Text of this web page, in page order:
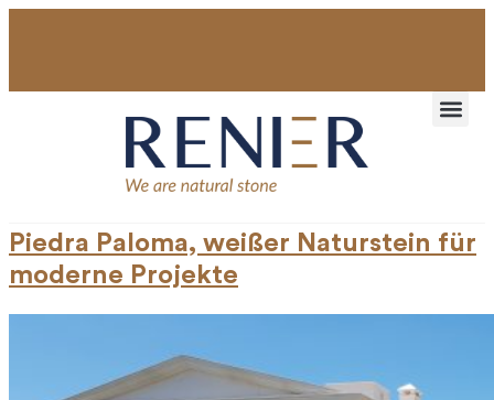
Piedra Paloma, weißer Naturstein für
moderne Projekte